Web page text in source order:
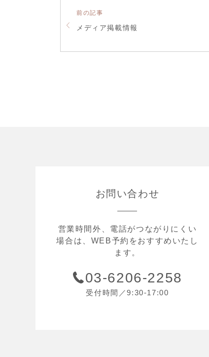
前の記事
メディア掲載情報
お問い合わせ
営業時間外、電話がつながりにくい
場合は、WEB予約をおすすめいたし
ます。
03-6206-2258
受付時間／9:30-17:00